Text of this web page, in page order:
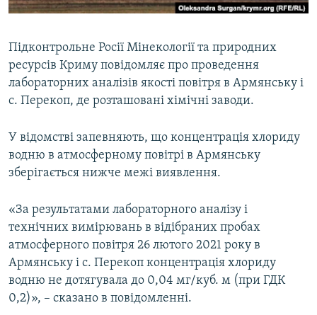
СВІДЧЕННЯ ОКУПАЦІЇ
ІНФОГРАФІКА
Qırımtatar
ДОЛУЧАЙСЯ!
Підконтрольне Росії Мінекології та природних
ресурсів Криму повідомляє про проведення
лабораторних аналізів якості повітря в Армянську і
с. Перекоп, де розташовані хімічні заводи.
У відомстві запевняють, що концентрація хлориду
водню в атмосферному повітрі в Армянську
зберігається нижче межі виявлення.
«За результатами лабораторного аналізу і
технічних вимірювань в відібраних пробах
атмосферного повітря 26 лютого 2021 року в
Армянську і с. Перекоп концентрація хлориду
водню не дотягувала до 0,04 мг/куб. м (при ГДК
0,2)», – сказано в повідомленні.